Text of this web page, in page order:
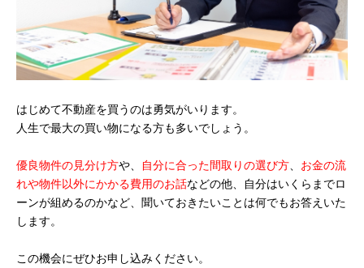
はじめて不動産を買うのは勇気がいります。
人生で最大の買い物になる方も多いでしょう。
優良物件の見分け方や、 自分に合った間取りの選び方
お金の流
れや物件以外にかかる費用のお話などの他、自分はいくらまでロ
ーンが組めるのかなど、聞いておきたいことは何でもお答えいた
します。
この機会にぜひお申し込みください。